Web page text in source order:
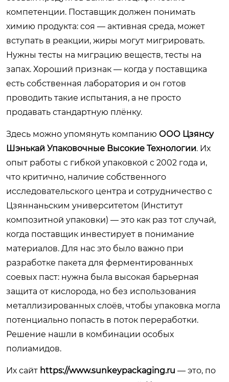
компетенции. Поставщик должен понимать
химию продукта: соя — активная среда, может
вступать в реакции, жиры могут мигрировать.
Нужны тесты на миграцию веществ, тесты на
запах. Хороший признак — когда у поставщика
есть собственная лаборатория и он готов
проводить такие испытания, а не просто
продавать стандартную плёнку.
Здесь можно упомянуть компанию ООО Цзянсу
Шэнькай Упаковочные Высокие Технологии. Их
опыт работы с гибкой упаковкой с 2002 года и,
что критично, наличие собственного
исследовательского центра и сотрудничество с
Цзяннаньским университетом (Институт
композитной упаковки) — это как раз тот случай,
когда поставщик инвестирует в понимание
материалов. Для нас это было важно при
разработке пакета для ферментированных
соевых паст: нужна была высокая барьерная
защита от кислорода, но без использования
металлизированных слоёв, чтобы упаковка могла
потенциально попасть в поток переработки.
Решение нашли в комбинации особых
полиамидов.
Их сайт https://www.sunkeypackaging.ru — это, по